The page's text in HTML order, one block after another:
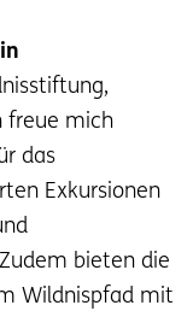
freue mich
das
Exkursionen
bieten die
Wildnispfad mit